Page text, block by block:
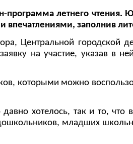
программа летнего
впечатлениями, заполнив
Центральной городской
на участие, указав в
которыми можно
хотелось, так и то, что
младших